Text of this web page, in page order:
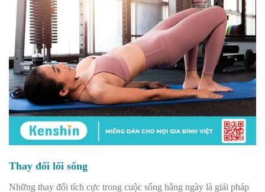
Thay đổi lối sống
Những thay đổi tích cực trong cuộc sống hằng ngày là giải pháp